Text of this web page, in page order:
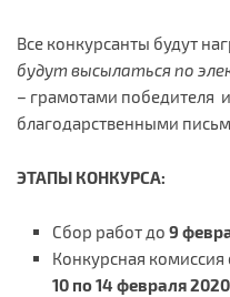
Все конкурсанты будут
будут высылаться по
– грамотами победителя
благодарственными
ЭТАПЫ КОНКУРСА:
Сбор работ до 9
Конкурсная
10 по 14 февраля